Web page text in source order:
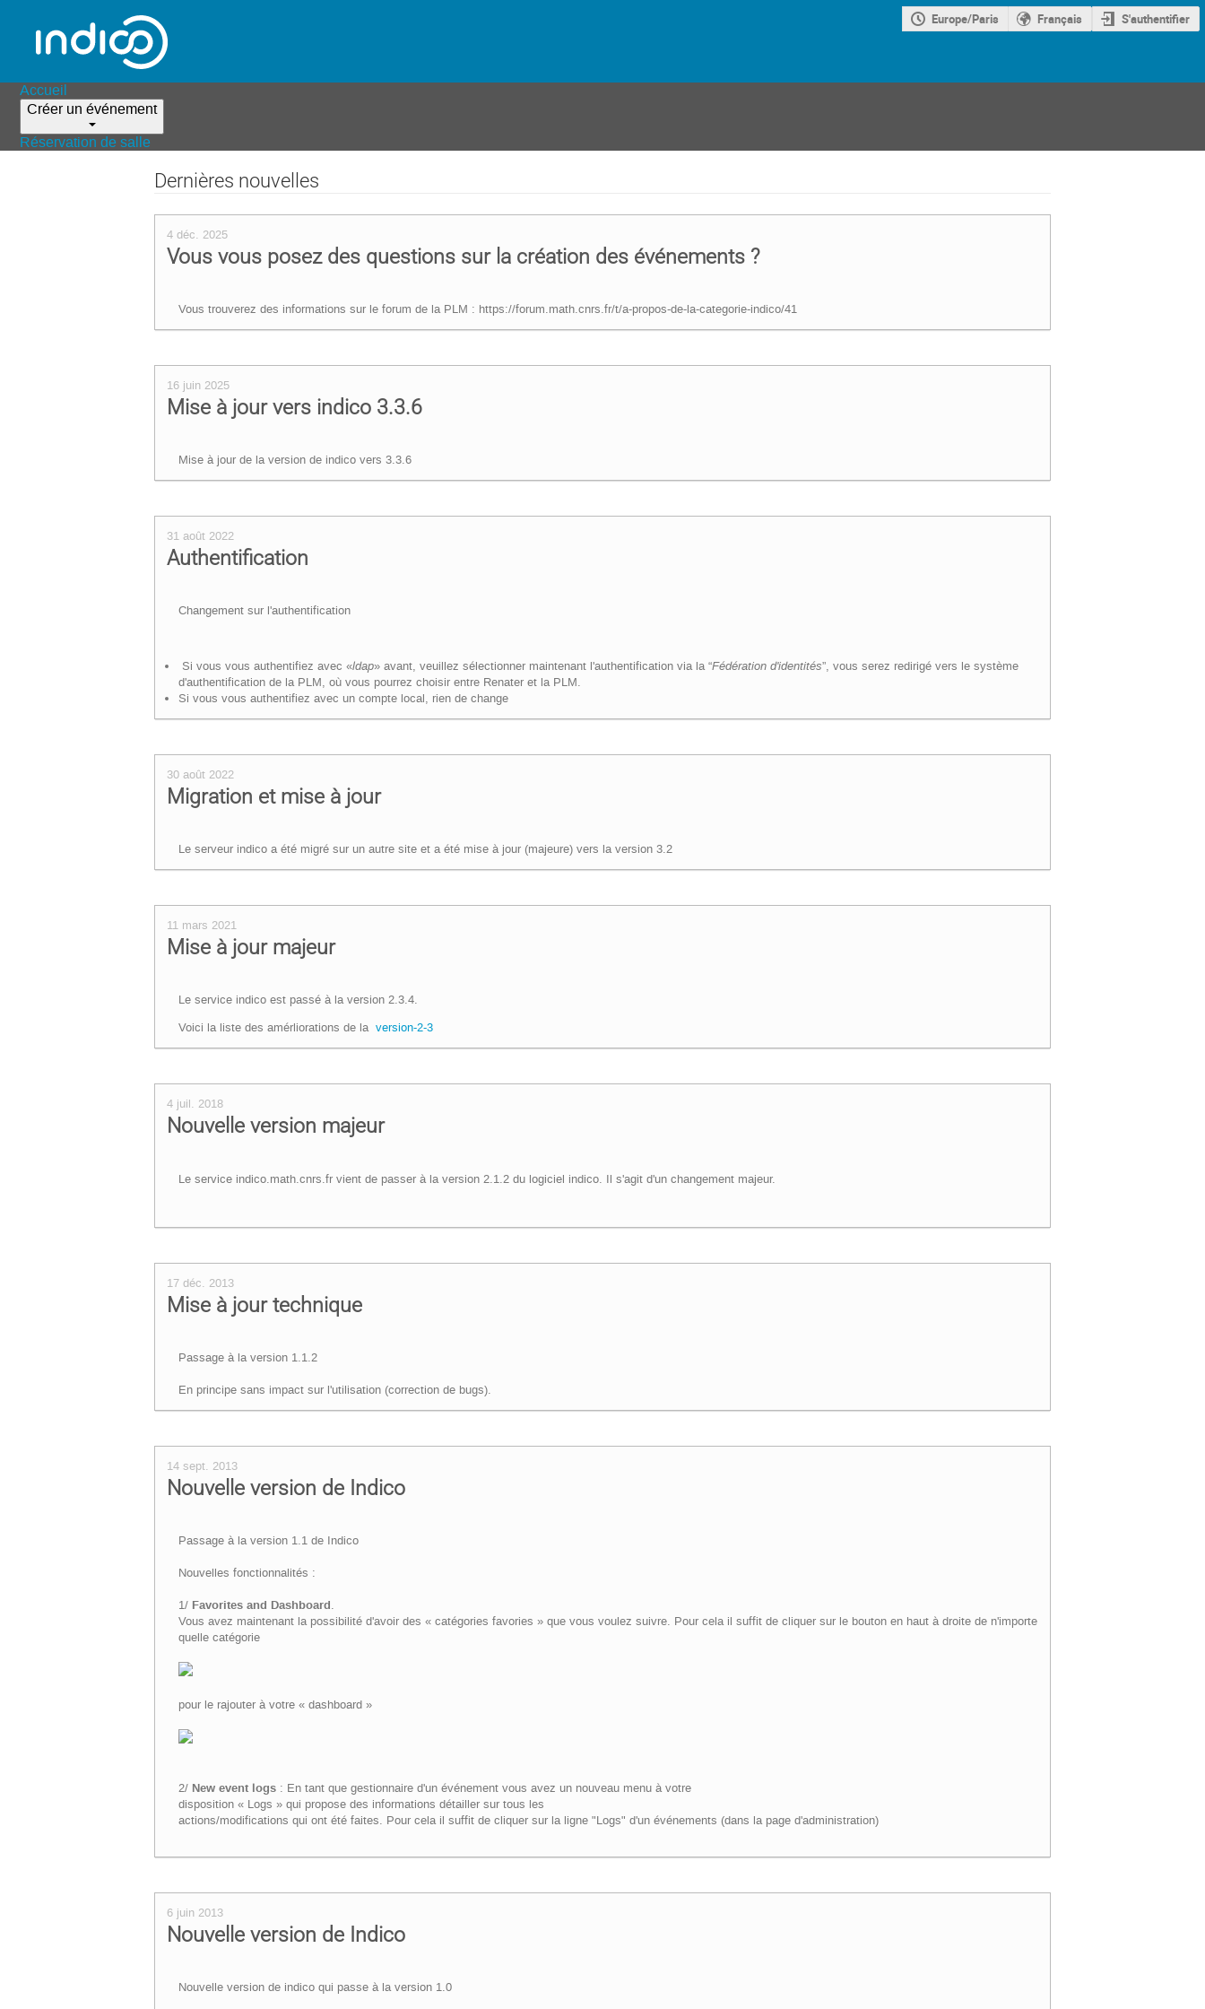
Europe/Paris Français S'authentifier
Accueil
Créer un événement
Réservation de salle
Dernières nouvelles
4 déc. 2025
Vous vous posez des questions sur la création des événements ?
Vous trouverez des informations sur le forum de la PLM : https://forum.math.cnrs.fr/t/a-propos-de-la-categorie-indico/41
16 juin 2025
Mise à jour vers indico 3.3.6
Mise à jour de la version de indico vers 3.3.6
31 août 2022
Authentification
Changement sur l'authentification
Si vous vous authentifiez avec «ldap» avant, veuillez sélectionner maintenant l'authentification via la “Fédération d'identités”, vous serez redirigé vers le système
d'authentification de la PLM, où vous pourrez choisir entre Renater et la PLM.
Si vous vous authentifiez avec un compte local, rien de change
30 août 2022
Migration et mise à jour
Le serveur indico a été migré sur un autre site et a été mise à jour (majeure) vers la version 3.2
11 mars 2021
Mise à jour majeur
Le service indico est passé à la version 2.3.4.
Voici la liste des amérliorations de la version-2-3
4 juil. 2018
Nouvelle version majeur
Le service indico.math.cnrs.fr vient de passer à la version 2.1.2 du logiciel indico. Il s'agit d'un changement majeur.
17 déc. 2013
Mise à jour technique
Passage à la version 1.1.2
En principe sans impact sur l'utilisation (correction de bugs).
14 sept. 2013
Nouvelle version de Indico
Passage à la version 1.1 de Indico
Nouvelles fonctionnalités :
1/ Favorites and Dashboard.
Vous avez maintenant la possibilité d'avoir des « catégories favories » que vous voulez suivre. Pour cela il suffit de cliquer sur le bouton en haut à droite de n'importe
quelle catégorie
pour le rajouter à votre « dashboard »
2/ New event logs : En tant que gestionnaire d'un événement vous avez un nouveau menu à votre
disposition « Logs » qui propose des informations détailler sur tous les
actions/modifications qui ont été faites. Pour cela il suffit de cliquer sur la ligne "Logs" d'un événements (dans la page d'administration)
6 juin 2013
Nouvelle version de Indico
Nouvelle version de indico qui passe à la version 1.0